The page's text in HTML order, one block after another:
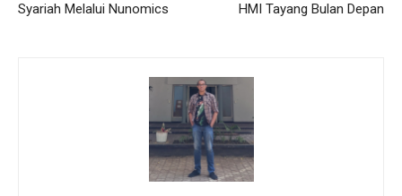
Syariah Melalui Nunomics
HMI Tayang Bulan Depan